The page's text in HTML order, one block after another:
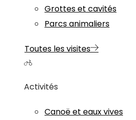
Grottes et cavités
Parcs animaliers
Toutes les visites
Activités
Canoë et eaux vives